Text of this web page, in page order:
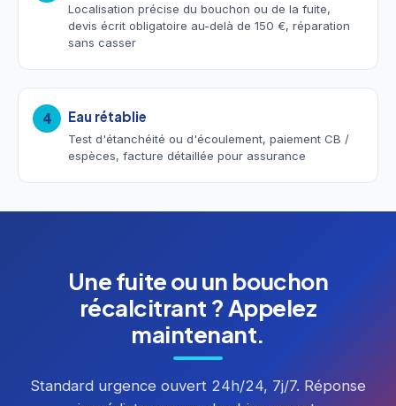
Localisation précise du bouchon ou de la fuite,
devis écrit obligatoire au-delà de 150 €, réparation
sans casser
4 Eau rétablie
Test d'étanchéité ou d'écoulement, paiement CB /
espèces, facture détaillée pour assurance
Une fuite ou un bouchon
récalcitrant ? Appelez
maintenant.
Standard urgence ouvert 24h/24, 7j/7. Réponse